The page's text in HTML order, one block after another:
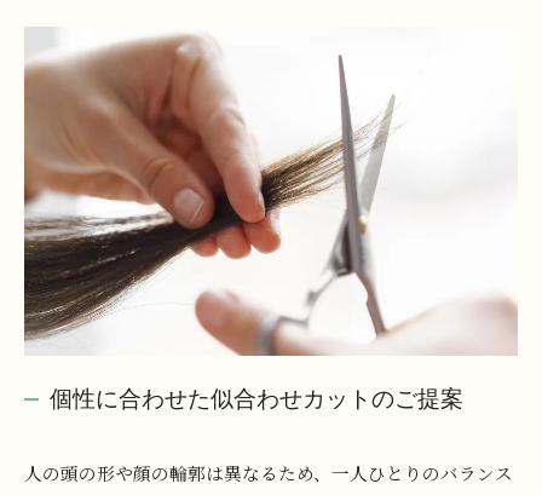
個性に合わせた似合わせカットのご提案
人の頭の形や顔の輪郭は異なるため、一人ひとりのバランス